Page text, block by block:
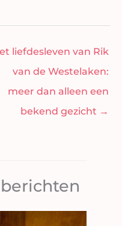
liefdesleven van Rik
van de Westelaken:
meer dan alleen een
bekend gezicht →